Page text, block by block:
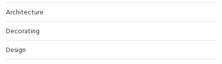
Architecture
Decorating
Design